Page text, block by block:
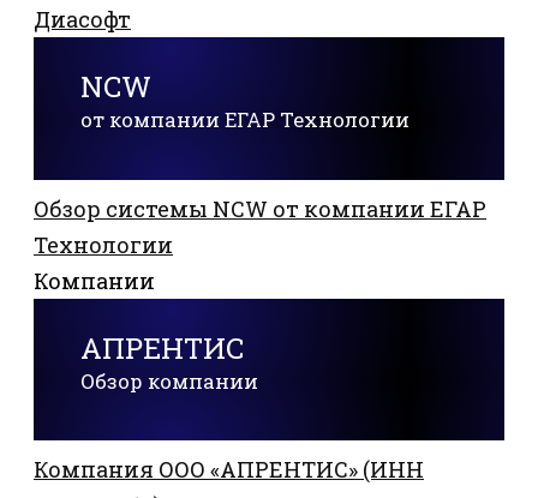
Диасофт
NCW
от компании ЕГАР Технологии
Обзор системы NCW от компании ЕГАР
Технологии
Компании
АПРЕНТИС
Обзор компании
Компания ООО «АПРЕНТИС» (ИНН